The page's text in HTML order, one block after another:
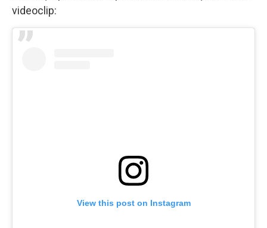
videoclip:
View this post on Instagram